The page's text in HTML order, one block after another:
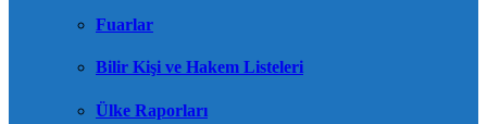
Fuarlar
Bilir Kişi ve Hakem Listeleri
Ülke Raporları